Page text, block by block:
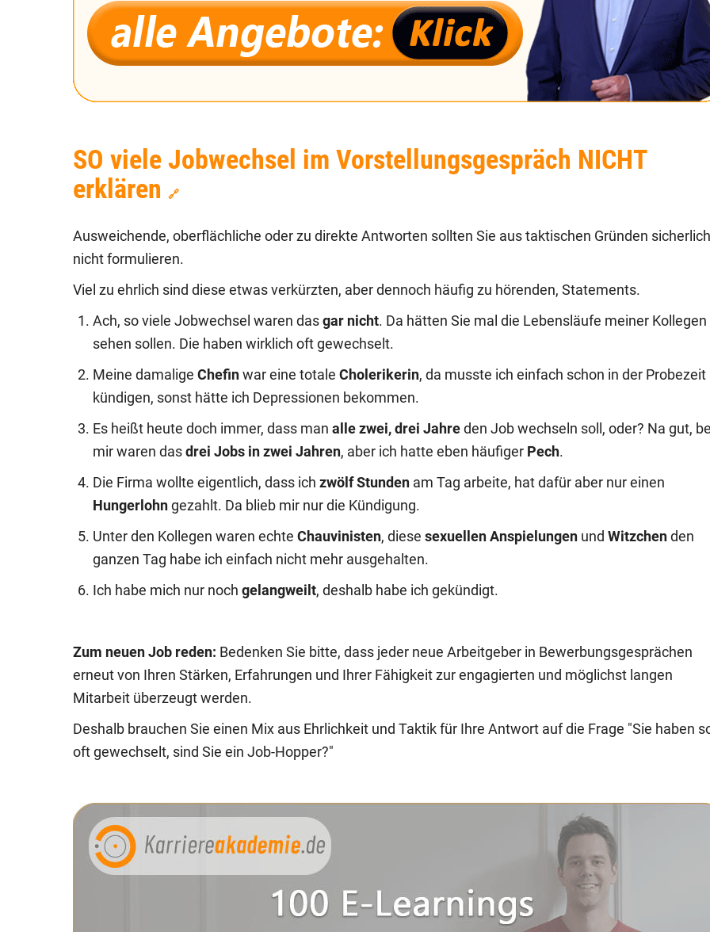
SO viele Jobwechsel im Vorstellungsgespräch NICHT
erklären
🔗
Ausweichende, oberflächliche oder zu direkte Antworten sollten Sie aus taktischen Gründen sicherlich
nicht formulieren.
Viel zu ehrlich sind diese etwas verkürzten, aber dennoch häufig zu hörenden, Statements.
Ach, so viele Jobwechsel waren das gar nicht. Da hätten Sie mal die Lebensläufe meiner Kollegen
sehen sollen. Die haben wirklich oft gewechselt.
Meine damalige Chefin war eine totale Cholerikerin, da musste ich einfach schon in der Probezeit
kündigen, sonst hätte ich Depressionen bekommen.
Es heißt heute doch immer, dass man alle zwei, drei Jahre den Job wechseln soll, oder? Na gut,
mir waren das drei Jobs in zwei Jahren, aber ich hatte eben häufiger Pech.
Die Firma wollte eigentlich, dass ich zwölf Stunden am Tag arbeite, hat dafür aber nur einen
Hungerlohn gezahlt. Da blieb mir nur die Kündigung.
Unter den Kollegen waren echte Chauvinisten, diese sexuellen Anspielungen und Witzchen den
ganzen Tag habe ich einfach nicht mehr ausgehalten.
Ich habe mich nur noch gelangweilt, deshalb habe ich gekündigt.
Zum neuen Job reden: Bedenken Sie bitte, dass jeder neue Arbeitgeber in Bewerbungsgesprächen
erneut von Ihren Stärken, Erfahrungen und Ihrer Fähigkeit zur engagierten und möglichst langen
Mitarbeit überzeugt werden.
Deshalb brauchen Sie einen Mix aus Ehrlichkeit und Taktik für Ihre Antwort auf die Frage "Sie haben
oft gewechselt, sind Sie ein Job-Hopper?"